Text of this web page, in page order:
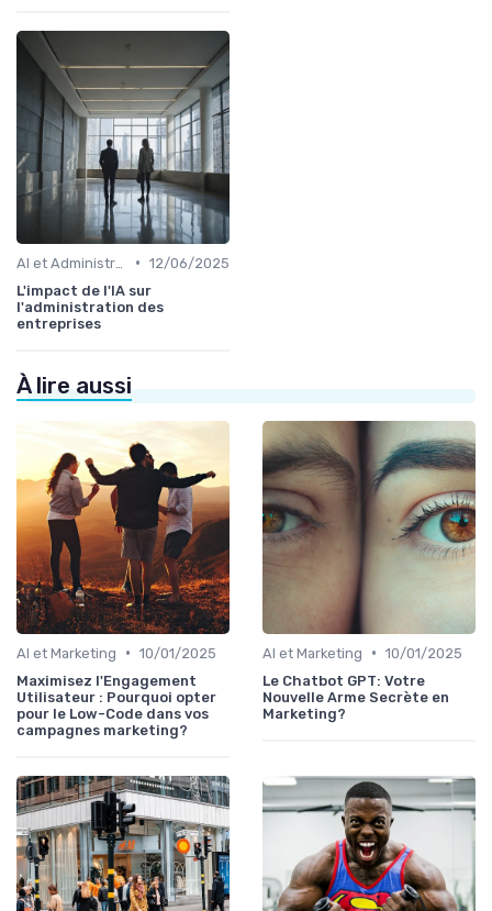
• 12/06/2025
L'impact de l'IA sur
l'administration des
entreprises
À lire aussi
AI et Marketing • 10/01/2025
Maximisez l'Engagement
Utilisateur : Pourquoi opter
pour le Low-Code dans vos
campagnes marketing?
AI et Marketing • 10/01/2025
Le Chatbot GPT: Votre
Nouvelle Arme Secrète en
Marketing?